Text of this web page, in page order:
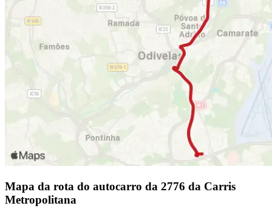
Mapa da rota do autocarro da 2776 da Carris
Metropolitana